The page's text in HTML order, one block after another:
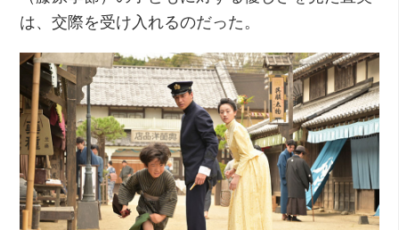
は、交際を受け入れるのだった。